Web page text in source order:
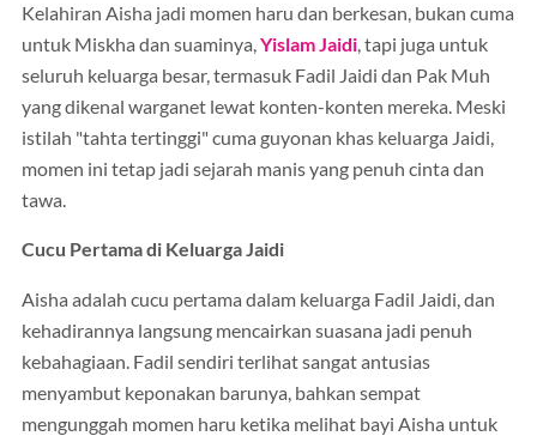
Kelahiran Aisha jadi momen haru dan berkesan, bukan cuma
untuk Miskha dan suaminya, Yislam Jaidi , tapi juga untuk
seluruh keluarga besar, termasuk Fadil Jaidi dan Pak Muh
yang dikenal warganet lewat konten-konten mereka. Meski
istilah "tahta tertinggi" cuma guyonan khas keluarga Jaidi,
momen ini tetap jadi sejarah manis yang penuh cinta dan
tawa.
Cucu Pertama di Keluarga Jaidi
Aisha adalah cucu pertama dalam keluarga Fadil Jaidi, dan
kehadirannya langsung mencairkan suasana jadi penuh
kebahagiaan. Fadil sendiri terlihat sangat antusias
menyambut keponakan barunya, bahkan sempat
mengunggah momen haru ketika melihat bayi Aisha untuk